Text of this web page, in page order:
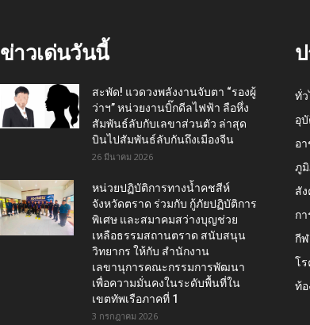
ข่าวเด่นวันนี้
สะพัด! แวดวงพลังงานจับตา “รองผู้
ว่าฯ” หน่วยงานบิ๊กดีลไฟฟ้า ลือหึ่ง
สัมพันธ์ลับกับเลขาส่วนตัว ล่าสุด
บินไปสัมพันธ์ลับกันถึงเมืองจีน
26 มีนาคม 2026
หน่วยปฏิบัติการทางน้ำคชสีห์
จังหวัดตราด ร่วมกับ กู้ภัยปฏิบัติการ
พิเศษ และสมาคมสว่างบุญช่วย
เหลือธรรมสถานตราด สนับสนุน
วิทยากร ให้กับ สำนักงาน
เลขานุการคณะกรรมการพัฒนา
เพื่อความมั่นคงในระดับพื้นที่ใน
เขตทัพเรือภาคที่ 1
3 กรกฎาคม 2026
ทั่
อุ
อ
ภู
สั
กา
กี
โ
ท้